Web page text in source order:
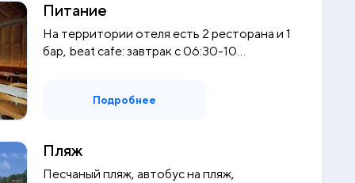
Питание
На территории отеля есть 2 ресторана и 1
бар, beat cafe: завтрак с 06:30-10...
Подробнее
Пляж
Песчаный пляж, автобус на пляж,